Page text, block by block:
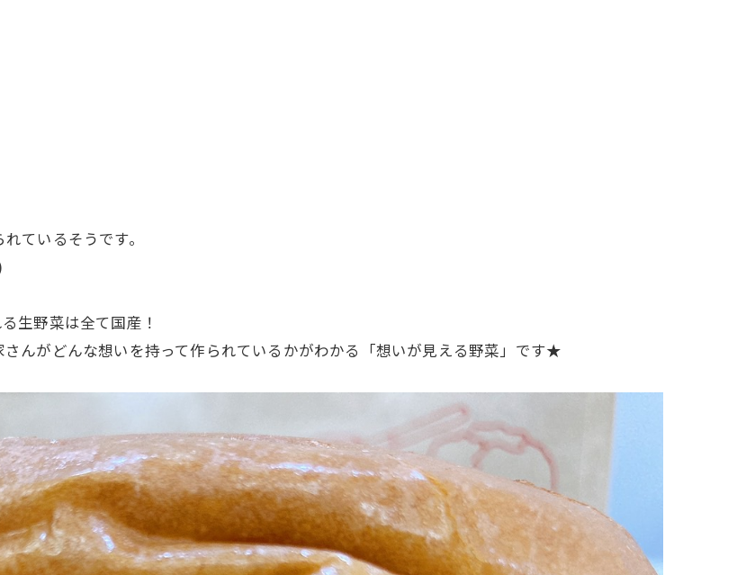
ているそうです。
生野菜は全て国産！
んがどんな想いを持って作られているかがわかる「想いが見える野菜」です★